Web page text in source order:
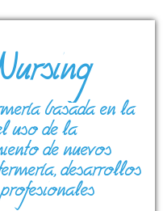
basada en la
uso de la
de nuevos
desarrollos